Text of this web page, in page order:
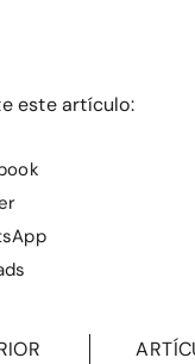
este artículo: